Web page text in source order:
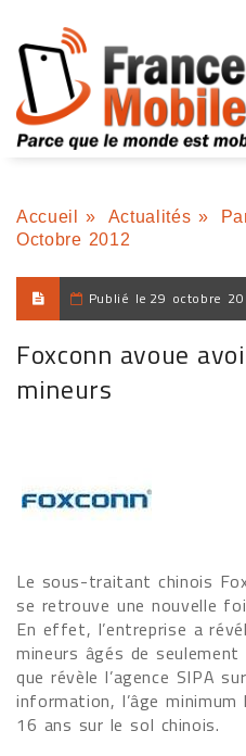
Accueil » Actualités »
Octobre 2012
Publié le 29 octobre
Foxconn avoue
mineurs
Le sous-traitant chinois
se retrouve une nouvelle
En effet, l’entreprise a
mineurs âgés de
que révèle l’agence SIPA
information, l’âge
16 ans sur le sol chinois.